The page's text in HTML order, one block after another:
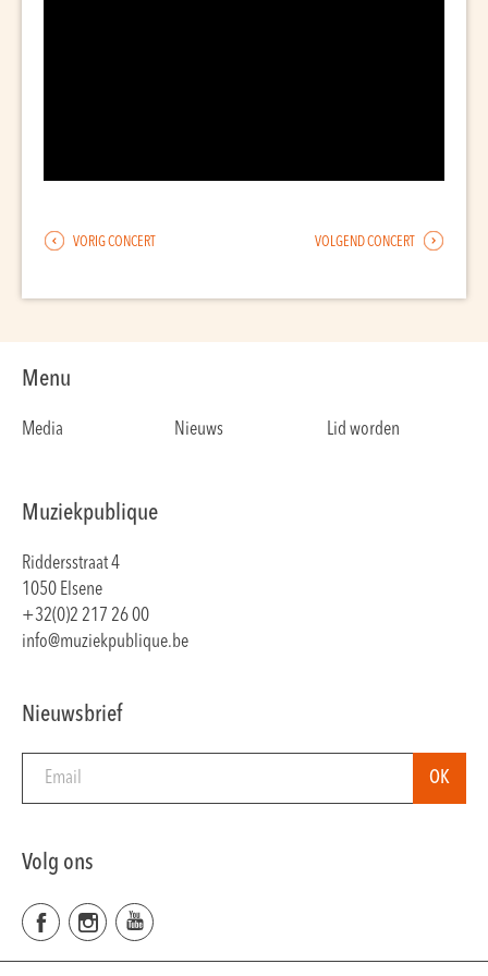
VORIG CONCERT VOLGEND CONCERT
Menu
Media Nieuws Lid worden
Muziekpublique
Riddersstraat 4
1050 Elsene
+32(0)2 217 26 00
info@muziekpublique.be
Nieuwsbrief
Volg ons